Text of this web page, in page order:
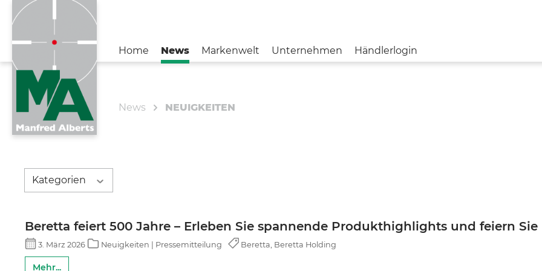
Home News Markenwelt Unternehmen Händlerlogin
STOEGER STEINER
News NEUIGKEITEN
Kategorien
Beretta feiert 500 Jahre – Erleben Sie spannende Produkthighlights und feiern
3. März 2026 Neuigkeiten | Pressemitteilung Beretta, Beretta Holding
Mehr...